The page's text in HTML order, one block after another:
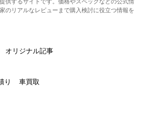
供するサイトです。価格やスペックなどの公式情
のリアルなレビューまで購入検討に役立つ情報を
オリジナル記事
り 車買取